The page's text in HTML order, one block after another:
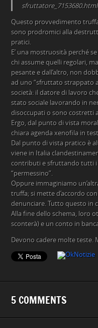
sfruttatore_7153680.html
Questo provvedimento
sono prodromici alla
pratici.
E’ una mostruosità perché
chi assume quelli regolari,
pesante e dall’altro, non
ad uno “sfruttato strappato
società: il datore di lavoro
stato sociale lavorando in
disoccupati o sono costretti
Ergo, dal punto di vista
chiara agenda xenofila in
Dal punto di vista pratico è
viene in Italia
contributi e sfruttando tutti i
“permessino”.
Oppure immaginiamo
truffa; si mette d’accordo
denunciare. Tutto questo in
Alla fine dello schema, loro
sconterà) e un conto in
Devono cadere molte teste.
5 COMMENTS